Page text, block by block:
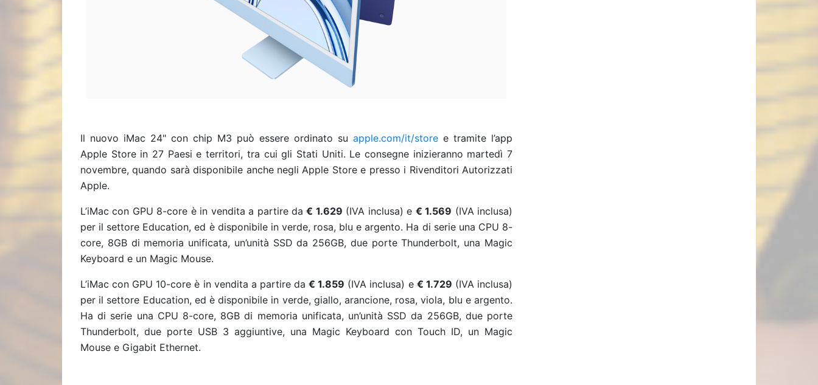
Il nuovo iMac 24" con chip M3 può essere ordinato su apple.com/it/store e tramite l’app
Apple Store in 27 Paesi e territori, tra cui gli Stati Uniti. Le consegne inizieranno martedì 7
novembre, quando sarà disponibile anche negli Apple Store e presso i Rivenditori Autorizzati
Apple.
L’iMac con GPU 8-core è in vendita a partire da € 1.629 (IVA inclusa) e € 1.569 (IVA inclusa)
per il settore Education, ed è disponibile in verde, rosa, blu e argento. Ha di serie una CPU 8-
core, 8GB di memoria unificata, un’unità SSD da 256GB, due porte Thunderbolt, una Magic
Keyboard e un Magic Mouse.
L’iMac con GPU 10-core è in vendita a partire da € 1.859 (IVA inclusa) e € 1.729 (IVA inclusa)
per il settore Education, ed è disponibile in verde, giallo, arancione, rosa, viola, blu e argento.
Ha di serie una CPU 8-core, 8GB di memoria unificata, un’unità SSD da 256GB, due porte
Thunderbolt, due porte USB 3 aggiuntive, una Magic Keyboard con Touch ID, un Magic
Mouse e Gigabit Ethernet.